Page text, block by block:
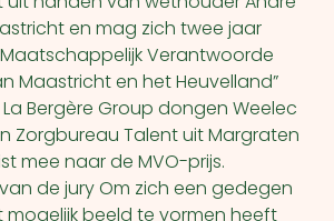
en mag zich twee jaar
Verantwoorde
Maastricht en het Heuvelland”
Bergère Group dongen Weelec
Zorgbureau Talent uit Margraten
mee naar de MVO-prijs.
de jury Om zich een gedegen
beeld te vormen heeft